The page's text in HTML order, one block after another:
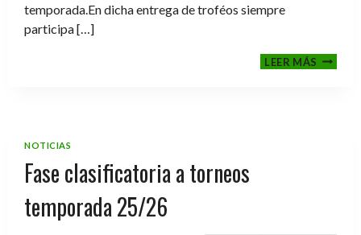
temporada.En dicha entrega de troféos siempre
participa […]
LEER MÁSCENA-
NOTICIAS
Fase clasificatoria a torneos
temporada 25/26